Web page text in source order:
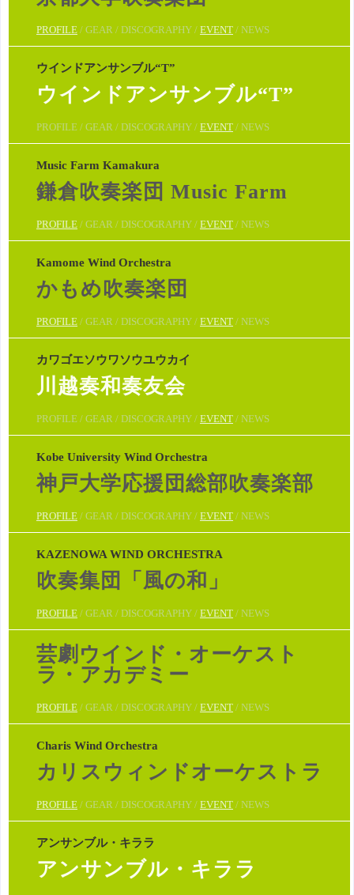
PROFILE / GEAR / DISCOGRAPHY / EVENT / NEWS
ウインドアンサンブル“T”
ウインドアンサンブル“T”
PROFILE / GEAR / DISCOGRAPHY / EVENT / NEWS
Music Farm Kamakura
鎌倉吹奏楽団 Music Farm
PROFILE / GEAR / DISCOGRAPHY / EVENT / NEWS
Kamome Wind Orchestra
かもめ吹奏楽団
PROFILE / GEAR / DISCOGRAPHY / EVENT / NEWS
カワゴエソウワソウユウカイ
川越奏和奏友会
PROFILE / GEAR / DISCOGRAPHY / EVENT / NEWS
Kobe University Wind Orchestra
神戸大学応援団総部吹奏楽部
PROFILE / GEAR / DISCOGRAPHY / EVENT / NEWS
KAZENOWA WIND ORCHESTRA
吹奏集団「風の和」
PROFILE / GEAR / DISCOGRAPHY / EVENT / NEWS
芸劇ウインド・オーケスト
ラ・アカデミー
PROFILE / GEAR / DISCOGRAPHY / EVENT / NEWS
Charis Wind Orchestra
カリスウィンドオーケストラ
PROFILE / GEAR / DISCOGRAPHY / EVENT / NEWS
アンサンブル・キララ
アンサンブル・キララ